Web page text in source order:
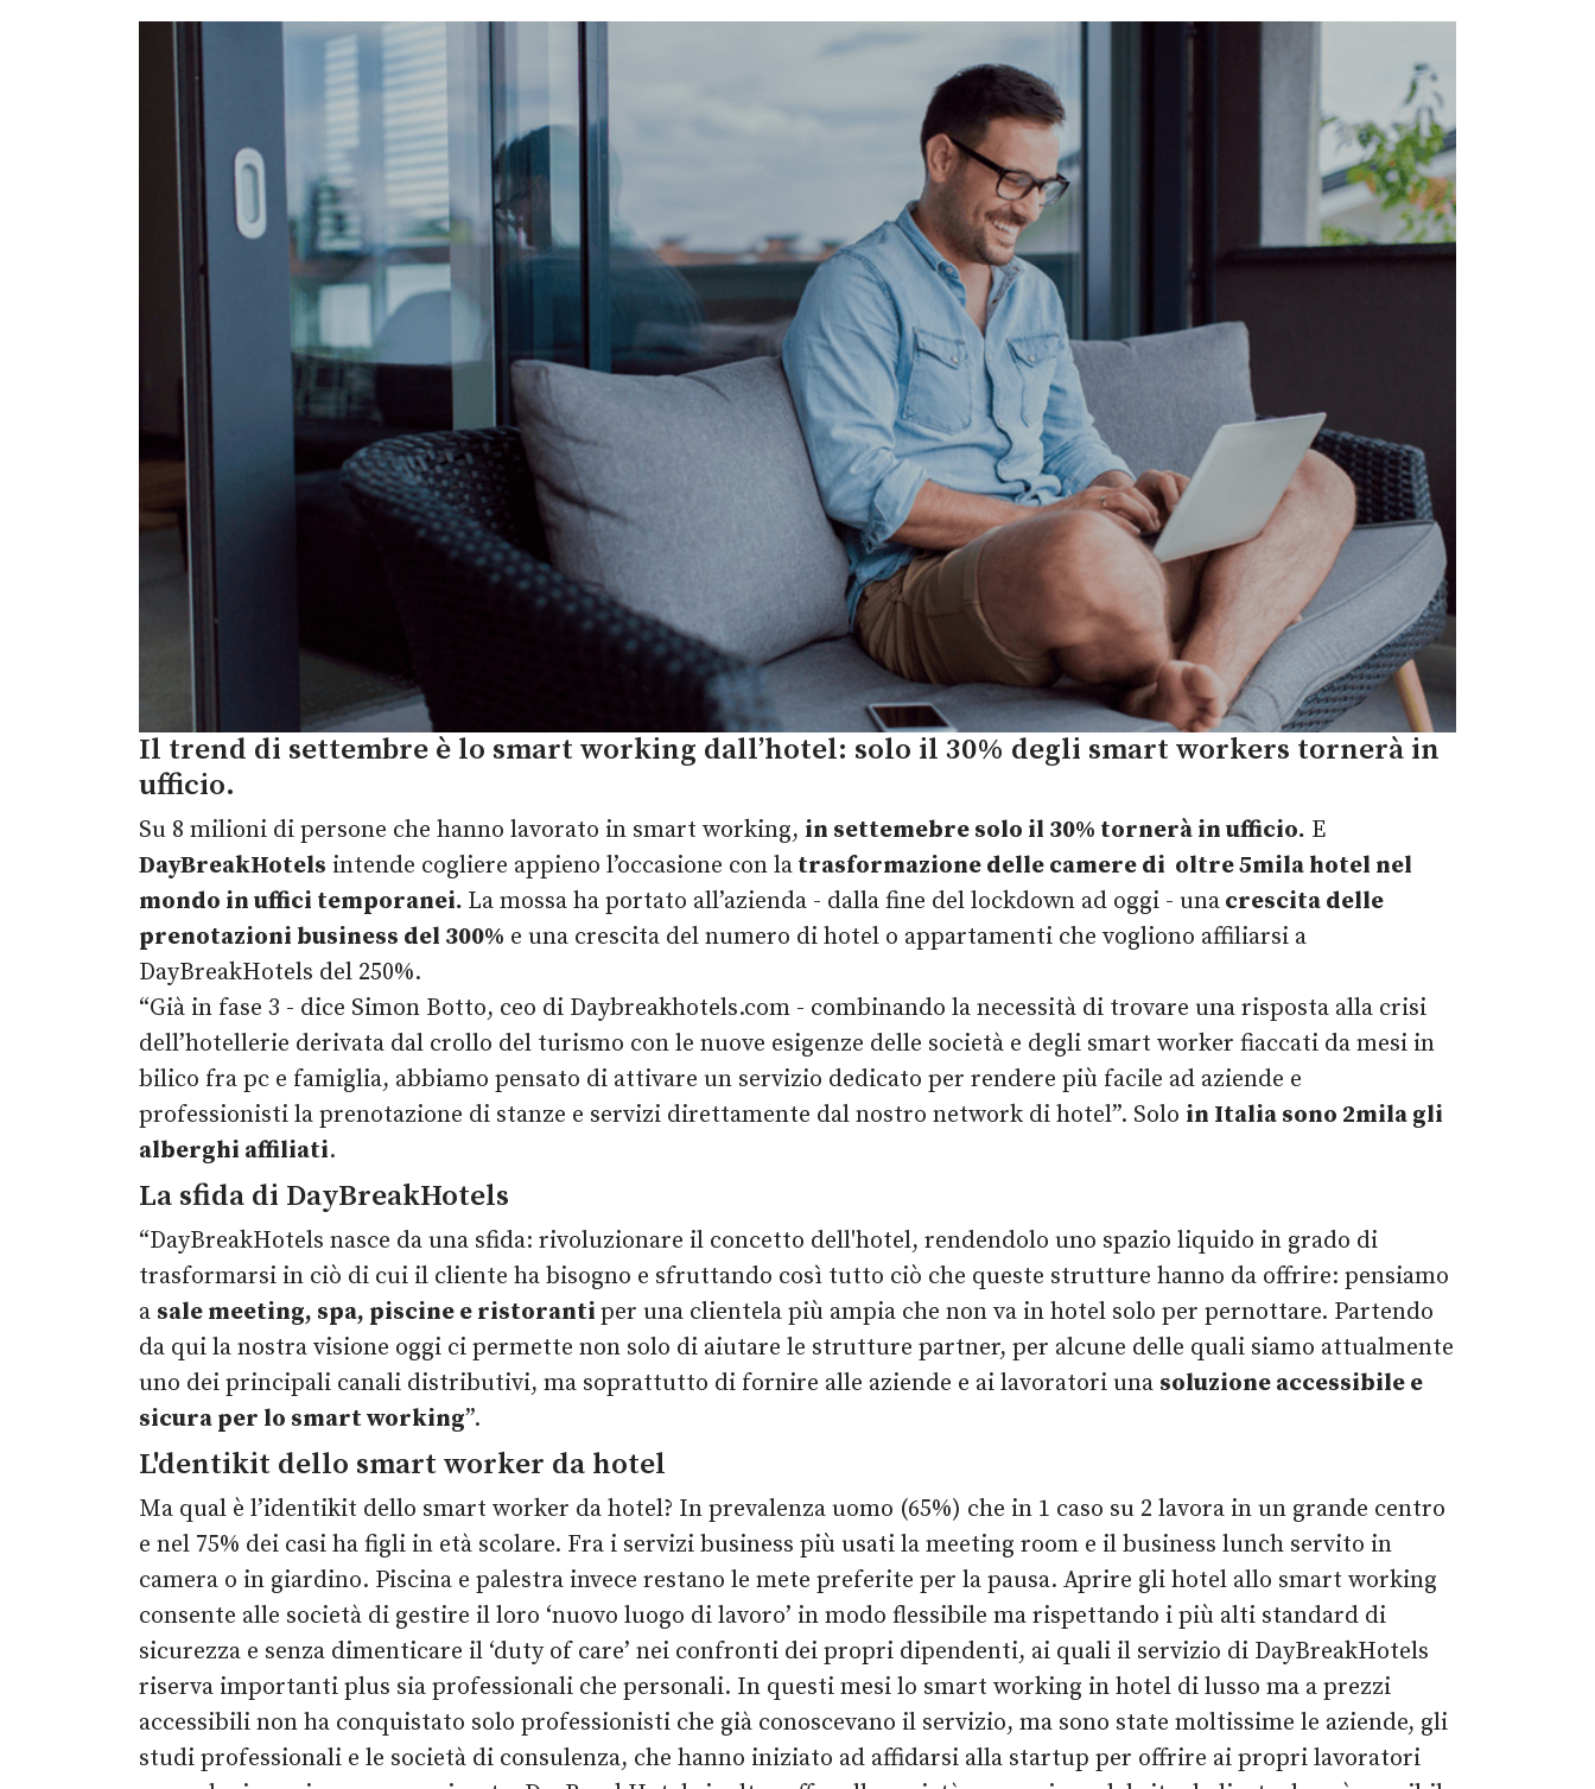
Il trend di settembre è lo smart working dall’hotel: solo il 30% degli smart workers tornerà in
ufficio.
Su 8 milioni di persone che hanno lavorato in smart working, in settemebre solo il 30% tornerà in ufficio. E
DayBreakHotels intende cogliere appieno l’occasione con la trasformazione delle camere di oltre 5mila hotel nel
mondo in uffici temporanei. La mossa ha portato all’azienda - dalla fine del lockdown ad oggi - una crescita delle
prenotazioni business del 300% e una crescita del numero di hotel o appartamenti che vogliono affiliarsi a
DayBreakHotels del 250%.
“Già in fase 3 - dice Simon Botto, ceo di Daybreakhotels.com - combinando la necessità di trovare una risposta alla crisi
dell’hotellerie derivata dal crollo del turismo con le nuove esigenze delle società e degli smart worker fiaccati da mesi in
bilico fra pc e famiglia, abbiamo pensato di attivare un servizio dedicato per rendere più facile ad aziende e
professionisti la prenotazione di stanze e servizi direttamente dal nostro network di hotel”. Solo in Italia sono 2mila gli
alberghi affiliati.
La sfida di DayBreakHotels
“DayBreakHotels nasce da una sfida: rivoluzionare il concetto dell'hotel, rendendolo uno spazio liquido in grado di
trasformarsi in ciò di cui il cliente ha bisogno e sfruttando così tutto ciò che queste strutture hanno da offrire: pensiamo
a sale meeting, spa, piscine e ristoranti per una clientela più ampia che non va in hotel solo per pernottare. Partendo
da qui la nostra visione oggi ci permette non solo di aiutare le strutture partner, per alcune delle quali siamo attualmente
uno dei principali canali distributivi, ma soprattutto di fornire alle aziende e ai lavoratori una soluzione accessibile e
sicura per lo smart working”.
L'dentikit dello smart worker da hotel
Ma qual è l’identikit dello smart worker da hotel? In prevalenza uomo (65%) che in 1 caso su 2 lavora in un grande centro
e nel 75% dei casi ha figli in età scolare. Fra i servizi business più usati la meeting room e il business lunch servito in
camera o in giardino. Piscina e palestra invece restano le mete preferite per la pausa. Aprire gli hotel allo smart working
consente alle società di gestire il loro ‘nuovo luogo di lavoro’ in modo flessibile ma rispettando i più alti standard di
sicurezza e senza dimenticare il ‘duty of care’ nei confronti dei propri dipendenti, ai quali il servizio di DayBreakHotels
riserva importanti plus sia professionali che personali. In questi mesi lo smart working in hotel di lusso ma a prezzi
accessibili non ha conquistato solo professionisti che già conoscevano il servizio, ma sono state moltissime le aziende, gli
studi professionali e le società di consulenza, che hanno iniziato ad affidarsi alla startup per offrire ai propri lavoratori